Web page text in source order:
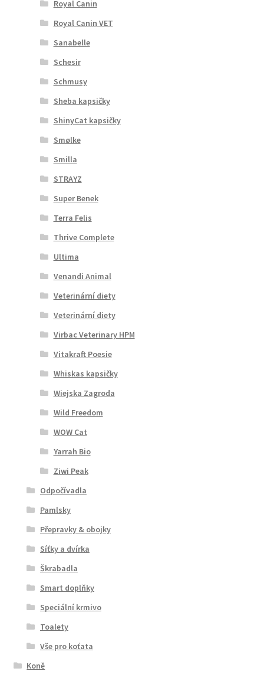
Royal Canin
Royal Canin VET
Sanabelle
Schesir
Schmusy
Sheba kapsičky
ShinyCat kapsičky
Smølke
Smilla
STRAYZ
Super Benek
Terra Felis
Thrive Complete
Ultima
Venandi Animal
Veterinární diety
Veterinární diety
Virbac Veterinary HPM
Vitakraft Poesie
Whiskas kapsičky
Wiejska Zagroda
Wild Freedom
WOW Cat
Yarrah Bio
Ziwi Peak
Odpočívadla
Pamlsky
Přepravky & obojky
Síťky a dvírka
Škrabadla
Smart doplňky
Speciální krmivo
Toalety
Vše pro koťata
Koně